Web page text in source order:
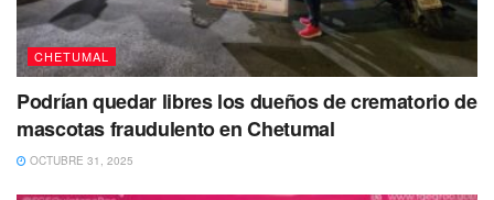
persona no localizada, de tal forma que se ha activado una
ficha de búsqueda en la Fiscalía General del Estado
(FGE).
El hombre es de complexión robusta, es de tez morena,
Tiene un peso aproximado de 70 kilogramos y una
CHETUMAL
Podrían quedar libres los dueños de crematorio de
mascotas fraudulento en Chetumal
OCTUBRE 31, 2025